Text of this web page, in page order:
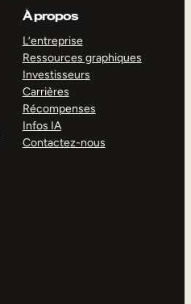
À propos
L’entreprise
Ressources graphiques
Investisseurs
Carrières
Récompenses
Infos IA
Contactez-nous